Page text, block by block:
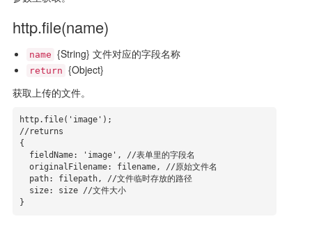
http.file(name)
name {String} 文件对应的字段名称
return {Object}
获取上传的文件。
http.file('image');
//returns
{
}